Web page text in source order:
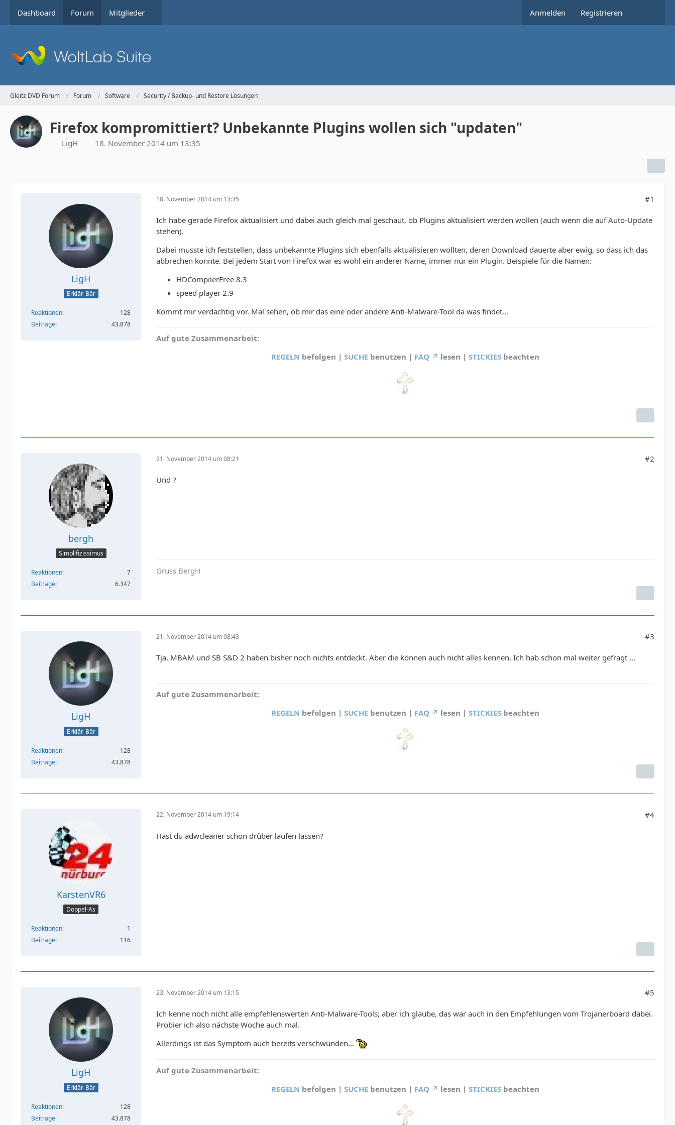
Dashboard Forum Mitglieder Anmelden Registrieren
Gleitz DVD Forum Forum Software Security / Backup- und Restore Lösungen
Firefox kompromittiert? Unbekannte Plugins wollen sich "updaten"
LigH 18. November 2014 um 13:35
LigH
Erklär-Bär
Reaktionen
128
Beiträge
43.878
18. November 2014 um 13:35 #1
Ich habe gerade Firefox aktualisiert und dabei auch gleich mal geschaut, ob Plugins aktualisiert werden wollen (auch wenn die auf Auto-Update
stehen).
Dabei musste ich feststellen, dass unbekannte Plugins sich ebenfalls aktualisieren wollten, deren Download dauerte aber ewig, so dass ich das
abbrechen konnte. Bei jedem Start von Firefox war es wohl ein anderer Name, immer nur ein Plugin. Beispiele für die Namen:
HDCompilerFree 8.3
speed player 2.9
Kommt mir verdächtig vor. Mal sehen, ob mir das eine oder andere Anti-Malware-Tool da was findet...
Auf gute Zusammenarbeit:
REGELN befolgen | SUCHE benutzen | FAQ lesen | STICKIES beachten
bergh
Simplifizissimus
Reaktionen
7
Beiträge
6.347
21. November 2014 um 08:21 #2
Und ?
Gruss BergH
LigH
Erklär-Bär
Reaktionen
128
Beiträge
43.878
21. November 2014 um 08:43 #3
Tja, MBAM und SB S&D 2 haben bisher noch nichts entdeckt. Aber die können auch nicht alles kennen. Ich hab schon mal weiter gefragt ...
Auf gute Zusammenarbeit:
REGELN befolgen | SUCHE benutzen | FAQ lesen | STICKIES beachten
KarstenVR6
Doppel-As
Reaktionen
1
Beiträge
116
22. November 2014 um 19:14 #4
Hast du adwcleaner schon drüber laufen lassen?
LigH
Erklär-Bär
Reaktionen
128
Beiträge
43.878
23. November 2014 um 13:15 #5
Ich kenne noch nicht alle empfehlenswerten Anti-Malware-Tools; aber ich glaube, das war auch in den Empfehlungen vom Trojanerboard dabei.
Probier ich also nächste Woche auch mal.
Allerdings ist das Symptom auch bereits verschwunden...
Auf gute Zusammenarbeit:
REGELN befolgen | SUCHE benutzen | FAQ lesen | STICKIES beachten